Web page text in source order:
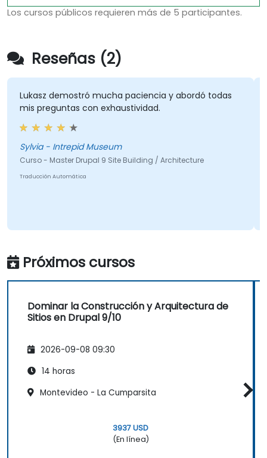
Los cursos públicos requieren más de 5 participantes.
Reseñas (2)
Lukasz demostró mucha paciencia y abordó todas
mis preguntas con exhaustividad.
Sylvia - Intrepid Museum
Curso - Master Drupal 9 Site Building / Architecture
Traducción Automática
Próximos cursos
Dominar la Construcción y Arquitectura de
Sitios en Drupal 9/10
2026-09-08 09:30
14 horas
Montevideo - La Cumparsita
3937 USD
(En línea)